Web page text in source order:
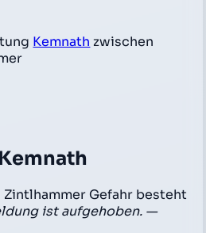
Kemnath zwischen
Zintlhammer Gefahr besteht
ist aufgehoben. —